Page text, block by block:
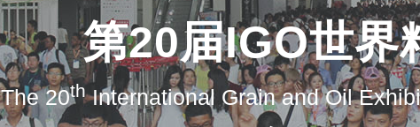
第20届IGO世界
The 20thInternational Grain and Oil